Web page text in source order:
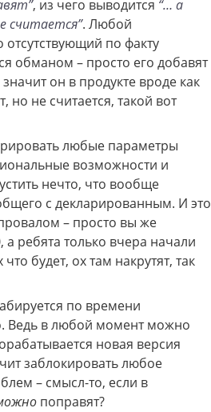
, из чего выводится “… а
считается”. Любой
по факту
обманом – просто его добавят
он в продукте вроде как
но не считается, такой вот
любые параметры
возможности и
нечто, что вообще
с декларированным. И это
– просто вы же
ребята только вчера начали
будет, ох там накрутят, так
по времени
Ведь в любой момент можно
новая версия
заблокировать любое
– смысл-то, если в
поправят?